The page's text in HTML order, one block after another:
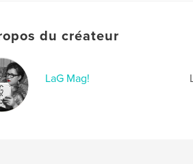
du créateur
LaG Mag!